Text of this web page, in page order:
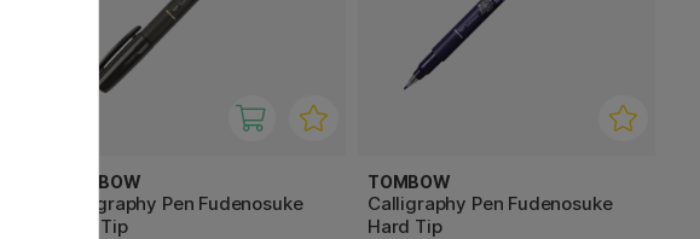
TOMBOW
Calligraphy Pen Fudenosuke
Soft Tip
TOMBOW
Calligraphy Pen Fudenosuke
Hard Tip